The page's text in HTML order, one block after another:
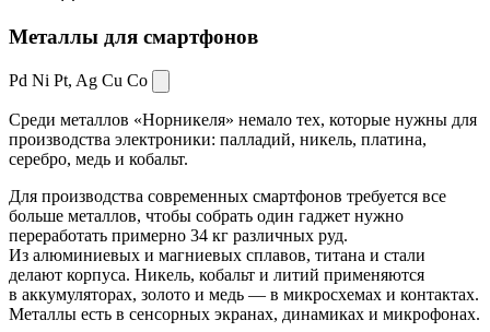
Металлы для смартфонов
Pd Ni Pt, Ag Cu Co
Среди металлов «Норникеля» немало тех, которые нужны для
производства электроники: палладий, никель, платина,
серебро, медь и кобальт.
Для производства современных смартфонов требуется все
больше металлов, чтобы собрать один гаджет нужно
переработать примерно 34 кг различных руд.
Из алюминиевых и магниевых сплавов, титана и стали
делают корпуса. Никель, кобальт и литий применяются
в аккумуляторах, золото и медь — в микросхемах и контактах.
Металлы есть в сенсорных экранах, динамиках и микрофонах.